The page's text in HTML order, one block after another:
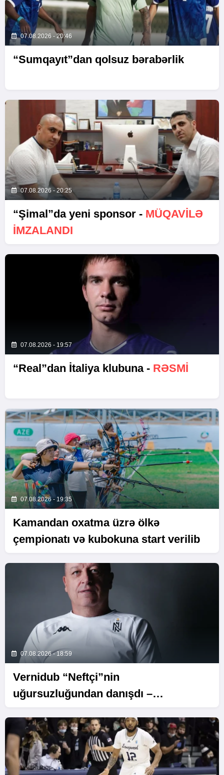
07.08.2026 - 20:46
“Sumqayıt”dan qolsuz bərabərlik
07.08.2026 - 20:25
“Şimal”da yeni sponsor - MÜQAVİLƏ
İMZALANDI
07.08.2026 - 19:57
“Real”dan İtaliya klubuna - RƏSMİ
07.08.2026 - 19:35
Kamandan oxatma üzrə ölkə
çempionatı və kubokuna start verilib
07.08.2026 - 18:59
Vernidub “Neftçi”nin
uğursuzluğundan danışdı –
ÜZƏRIMDƏDIR”